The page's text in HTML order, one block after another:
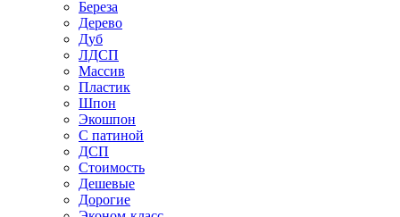
Береза
Дерево
Дуб
ЛДСП
Массив
Пластик
Шпон
Экошпон
С патиной
ДСП
Стоимость
Дешевые
Дорогие